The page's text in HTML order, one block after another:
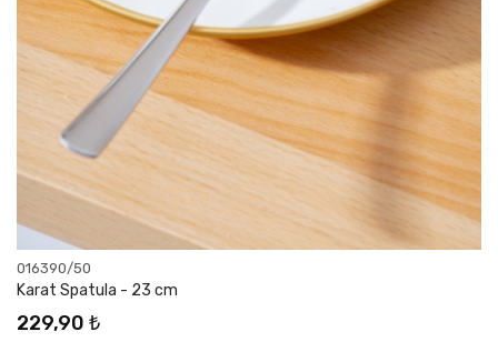
016390/50
Karat Spatula - 23 cm
229,90 ₺